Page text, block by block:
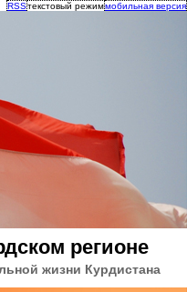
RSSтекстовый режиммобильная версия
регионе
жизни Курдистана